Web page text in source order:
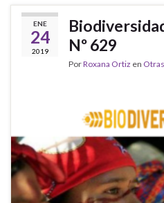
ENE
24
2019
Nº 629
PorRoxana Ortiz en